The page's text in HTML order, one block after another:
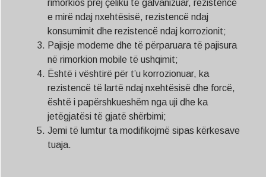
rimorkios prej çeliku të galvanizuar, rezistencë
e mirë ndaj nxehtësisë, rezistencë ndaj
konsumimit dhe rezistencë ndaj korrozionit;
Pajisje moderne dhe të përparuara të pajisura
në rimorkion mobile të ushqimit;
Është i vështirë për t’u korrozionuar, ka
rezistencë të lartë ndaj nxehtësisë dhe forcë,
është i papërshkueshëm nga uji dhe ka
jetëgjatësi të gjatë shërbimi;
Jemi të lumtur ta modifikojmë sipas kërkesave
tuaja.